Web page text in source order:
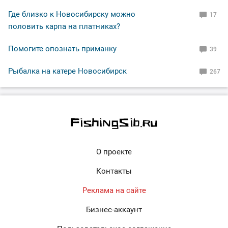
Где близко к Новосибирску можно
половить карпа на платниках?
17
Помогите опознать приманку 39
Рыбалка на катере Новосибирск 267
О проекте
Контакты
Реклама на сайте
Бизнес-аккаунт